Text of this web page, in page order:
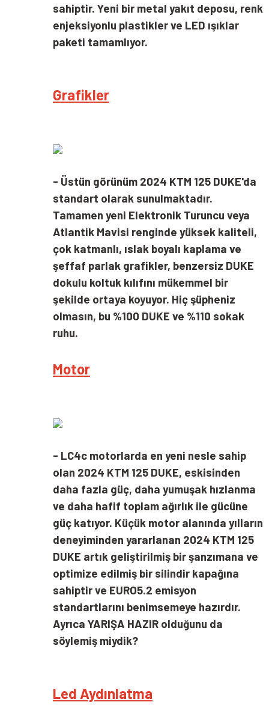
sahiptir. Yeni bir metal yakıt deposu, renk
enjeksiyonlu plastikler ve LED ışıklar
paketi tamamlıyor.
Grafikler
- Üstün görünüm 2024 KTM 125 DUKE'da
standart olarak sunulmaktadır.
Tamamen yeni Elektronik Turuncu veya
Atlantik Mavisi renginde yüksek kaliteli,
çok katmanlı, ıslak boyalı kaplama ve
şeffaf parlak grafikler, benzersiz DUKE
dokulu koltuk kılıfını mükemmel bir
şekilde ortaya koyuyor. Hiç şüpheniz
olmasın, bu %100 DUKE ve %110 sokak
ruhu.
Motor
- LC4c motorlarda en yeni nesle sahip
olan 2024 KTM 125 DUKE, eskisinden
daha fazla güç, daha yumuşak hızlanma
ve daha hafif toplam ağırlık ile gücüne
güç katıyor. Küçük motor alanında yılların
deneyiminden yararlanan 2024 KTM 125
DUKE artık geliştirilmiş bir şanzımana ve
optimize edilmiş bir silindir kapağına
sahiptir ve EURO5.2 emisyon
standartlarını benimsemeye hazırdır.
Ayrıca YARIŞA HAZIR olduğunu da
söylemiş miydik?
Led Aydınlatma